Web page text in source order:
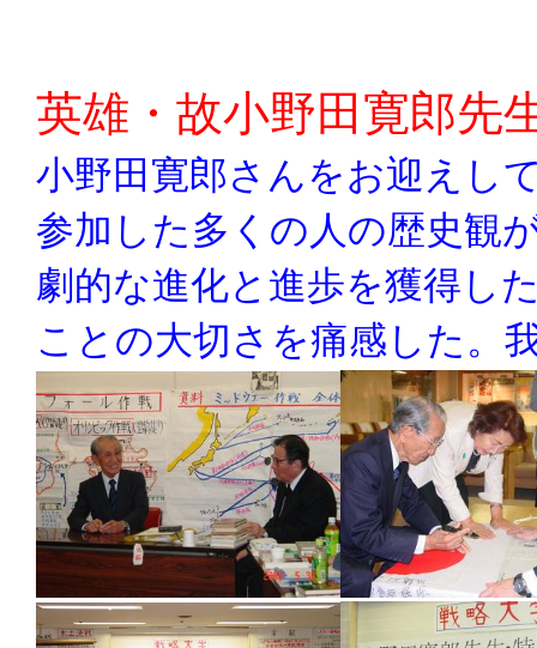
英雄・故小野田寛郎先
小野田寛郎さんをお迎えし
参加した多くの人の歴史観
劇的な進化と進歩を獲得し
ことの大切さを痛感した。